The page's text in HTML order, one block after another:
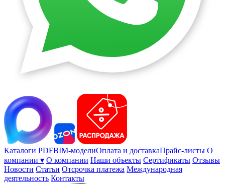
Каталоги PDFBIM-моделиОплата и доставкаПрайс-листы О
компании ▾ О компании Наши объекты Сертификаты Отзывы
Новости Статьи Отсрочка платежа Международная
деятельность Контакты